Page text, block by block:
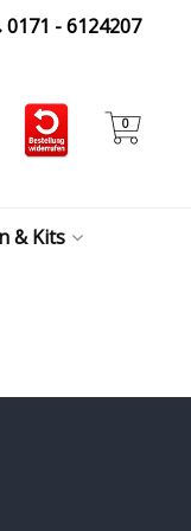
0171 - 6124207
0
& Kits